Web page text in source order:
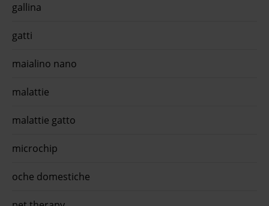
gallina
gatti
maialino nano
malattie
malattie gatto
microchip
oche domestiche